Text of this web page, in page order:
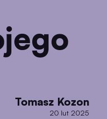
Tomasz Kozon
20 lut 2025